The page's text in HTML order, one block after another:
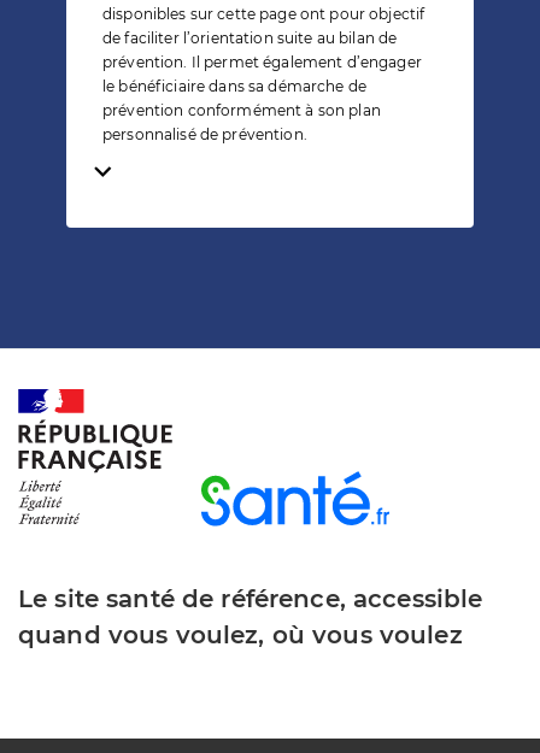
disponibles sur cette page ont pour objectif
de faciliter l’orientation suite au bilan de
prévention. Il permet également d’engager
le bénéficiaire dans sa démarche de
prévention conformément à son plan
personnalisé de prévention.
Temps de lecture
Le site santé de référence, accessible
quand vous voulez, où vous voulez